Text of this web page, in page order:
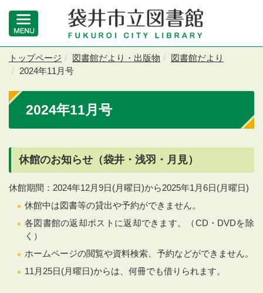
トップページ 図書館だより・出版物
図書館だより
2024年11月号
2024年11月号
休館のお知らせ（袋井・浅羽・月見）
休館期間：2024年12月9日(月曜日)から2025年1月6日(月曜日)
休館中は図書等の貸出や予約ができません。
各図書館の返却ポストに返却できます。（CD・DVDを除
く）
ホームページの閲覧や資料検索、予約などができません。
11月25日(月曜日)からは、何冊でも借りられます。